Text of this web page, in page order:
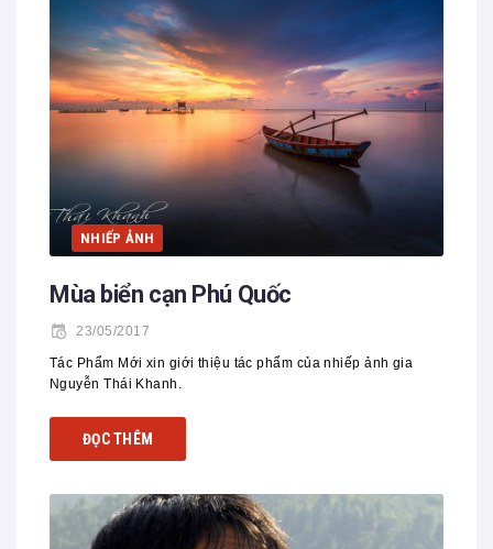
NHIẾP ẢNH
Mùa biển cạn Phú Quốc
23/05/2017
Tác Phẩm Mới xin giới thiệu tác phẩm của nhiếp ảnh gia
Nguyễn Thái Khanh.
ĐỌC THÊM